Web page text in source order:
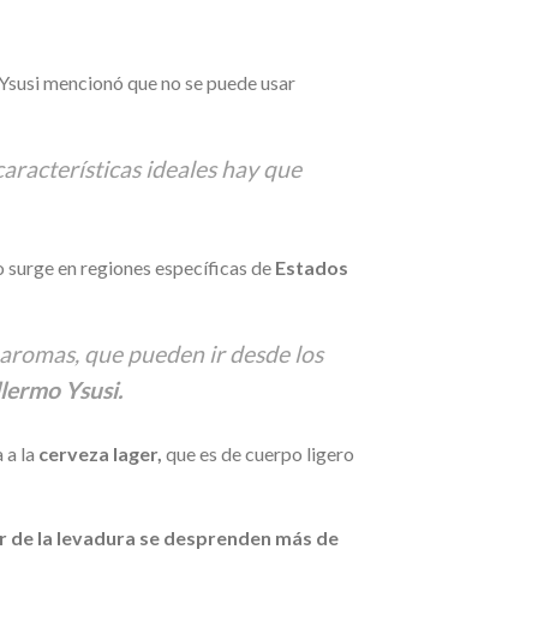
mencionó que no se puede usar
ideales hay que
surge en regiones específicas de Estados
que pueden ir desde los
Ysusi.
a la cerveza lager, que es de cuerpo ligero
de la levadura se desprenden más de